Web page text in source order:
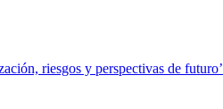
riesgos y perspectivas de futuro’